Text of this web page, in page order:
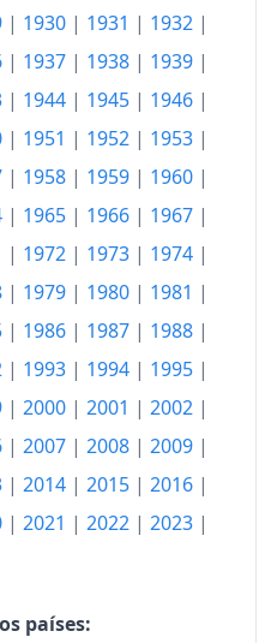
133.53
137.04
140.71
143.18
146.45
150.90
155.98
159.69
166.01
173.42
182.32
| 1930 | 1931 | 1932 |
| 1937 | 1938 | 1939 |
| 1944 | 1945 | 1946 |
| 1951 | 1952 | 1953 |
| 1958 | 1959 | 1960 |
| 1965 | 1966 | 1967 |
| 1972 | 1973 | 1974 |
| 1979 | 1980 | 1981 |
| 1986 | 1987 | 1988 |
| 1993 | 1994 | 1995 |
| 2000 | 2001 | 2002 |
| 2007 | 2008 | 2009 |
| 2014 | 2015 | 2016 |
| 2021 | 2022 | 2023 |
países: